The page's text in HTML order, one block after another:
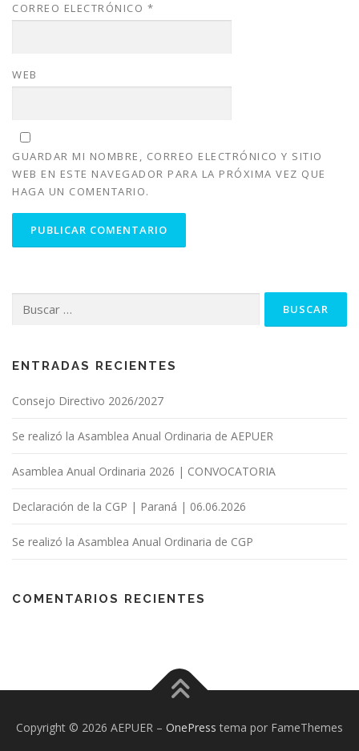
CORREO ELECTRÓNICO *
WEB
GUARDAR MI NOMBRE, CORREO ELECTRÓNICO Y SITIO
WEB EN ESTE NAVEGADOR PARA LA PRÓXIMA VEZ QUE
HAGA UN COMENTARIO.
ENTRADAS RECIENTES
Consejo Directivo 2026/2027
Se realizó la Asamblea Anual Ordinaria de AEPUER
Asamblea Anual Ordinaria 2026 | CONVOCATORIA
Declaración de la CGP | Paraná | 06.06.2026
Se realizó la Asamblea Anual Ordinaria de CGP
COMENTARIOS RECIENTES
Copyright © 2026 AEPUER – OnePress tema por FameThemes